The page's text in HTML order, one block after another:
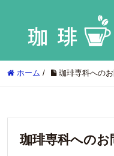
ホーム / 珈琲専科への
珈琲専科へのお